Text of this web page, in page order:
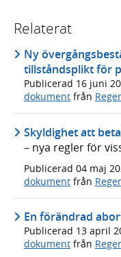
Relaterat
Ny
tillståndsplikt för
Publicerad 16 juni
dokument från
Skyldighet att
– nya regler för
Publicerad 04 maj
dokument från
En förändrad
Publicerad 13 april
dokument från